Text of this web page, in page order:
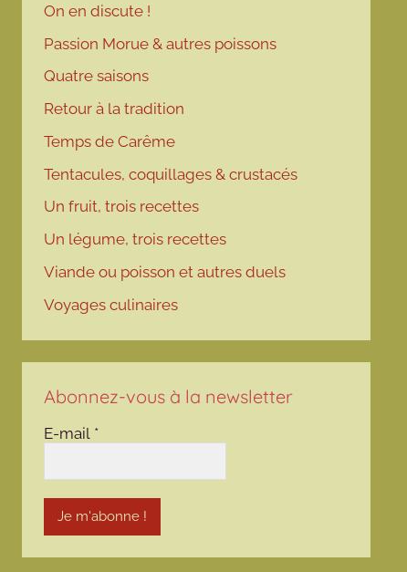
On en discute !
Passion Morue & autres poissons
Quatre saisons
Retour à la tradition
Temps de Carême
Tentacules, coquillages & crustacés
Un fruit, trois recettes
Un légume, trois recettes
Viande ou poisson et autres duels
Voyages culinaires
Abonnez-vous à la newsletter
E-mail *